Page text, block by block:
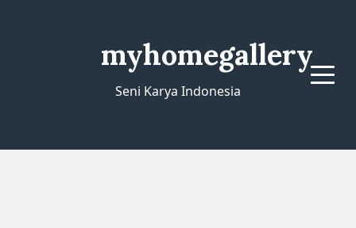
myhomegallery
Seni Karya Indonesia
Menu